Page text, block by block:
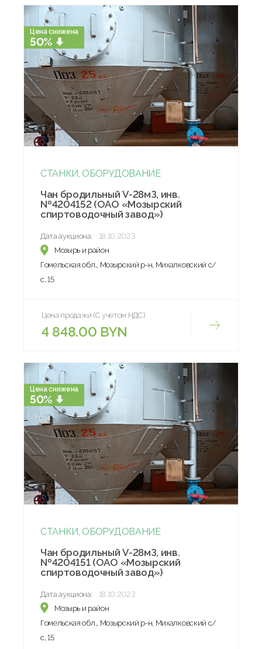
Цена снижена
50%
СТАНКИ, ОБОРУДОВАНИЕ
Чан бродильный V-28мЗ, инв.
№4204152 (ОАО «Мозырский
спиртоводочный завод»)
Дата аукциона:
18.10.2023
Мозырь и район
Гомельская обл., Мозырский р-н, Михалковский с/
с, 15
Цена продажи (С учетом НДС)
4 848.00 BYN
Цена снижена
50%
СТАНКИ, ОБОРУДОВАНИЕ
Чан бродильный V-28мЗ, инв.
№4204151 (ОАО «Мозырский
спиртоводочный завод»)
Дата аукциона:
18.10.2023
Мозырь и район
Гомельская обл., Мозырский р-н, Михалковский с/
с, 15